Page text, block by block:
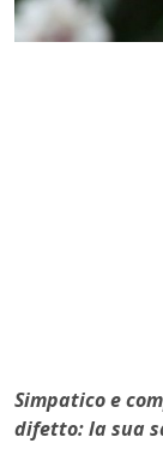
Simpatico e
difetto: la sua